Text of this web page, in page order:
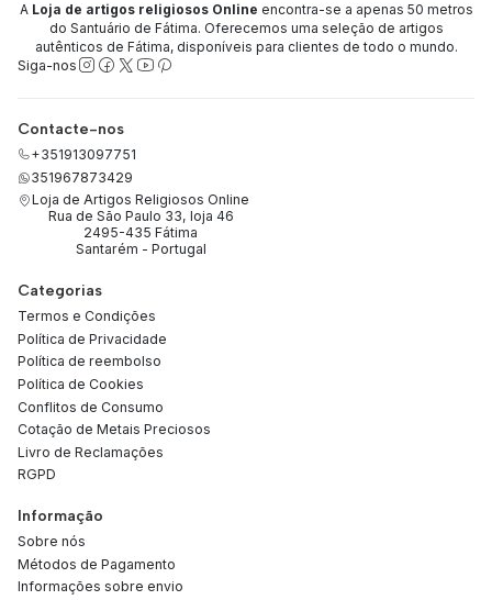
A Loja de artigos religiosos Online encontra-se a apenas 50 metros
do Santuário de Fátima. Oferecemos uma seleção de artigos
autênticos de Fátima, disponíveis para clientes de todo o mundo.
Siga-nos
Contacte-nos
+351913097751
351967873429
Loja de Artigos Religiosos Online
Rua de São Paulo 33, loja 46
2495-435 Fátima
Santarém - Portugal
Categorias
Termos e Condições
Política de Privacidade
Política de reembolso
Política de Cookies
Conflitos de Consumo
Cotação de Metais Preciosos
Livro de Reclamações
RGPD
Informação
Sobre nós
Métodos de Pagamento
Informações sobre envio